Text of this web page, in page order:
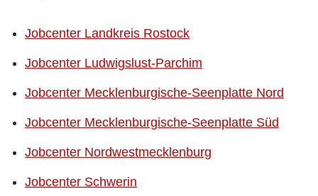
Jobcenter Landkreis Rostock
Jobcenter Ludwigslust-Parchim
Jobcenter Mecklenburgische-Seenplatte Nord
Jobcenter Mecklenburgische-Seenplatte Süd
Jobcenter Nordwestmecklenburg
Jobcenter Schwerin